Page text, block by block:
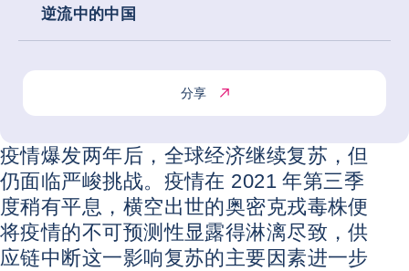
逆流中的中国
分享
疫情爆发两年后，全球经济继续复苏，但
仍面临严峻挑战。疫情在 2021 年第三季
度稍有平息，横空出世的奥密克戎毒株便
将疫情的不可预测性显露得淋漓尽致，供
应链中断这一影响复苏的主要因素进一步